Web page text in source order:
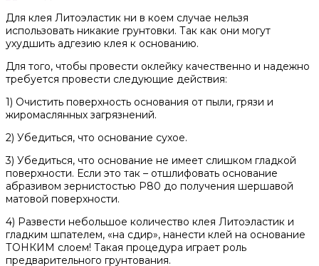
Для клея Литоэластик ни в коем случае нельзя
использовать никакие грунтовки. Так как они могут
ухудшить адгезию клея к основанию.
Для того, чтобы провести оклейку качественно и надежно
требуется провести следующие действия:
1) Очистить поверхность основания от пыли, грязи и
жиромаслянных загрязнений.
2) Убедиться, что основание сухое.
3) Убедиться, что основание не имеет слишком гладкой
поверхности. Если это так – отшлифовать основание
абразивом зернистостью Р80 до получения шершавой
матовой поверхности.
4) Развести небольшое количество клея Литоэластик и
гладким шпателем, «на сдир», нанести клей на основание
ТОНКИМ слоем! Такая процедура играет роль
предварительного грунтования.